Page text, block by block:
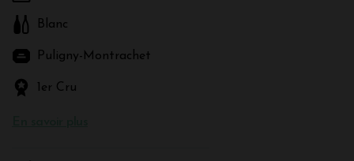
Blanc
Puligny-Montrachet
1er Cru